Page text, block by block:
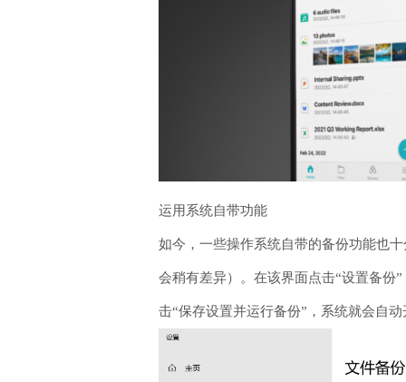
运用系统自带功能
如今，一些操作系统自带的备份功能也
会稍有差异）。在该界面点击“设置备份
击“保存设置并运行备份”，系统就会自